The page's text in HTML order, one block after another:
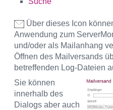
Über dieses Icon
Anwendung zum
und/oder als Mailanhang
Öffnen des Mailversands
betreffenden Log-Dateien
Sie können
innerhalb des
Dialogs aber auch